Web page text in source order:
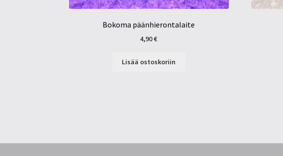
Bokoma päänhierontalaite
4,90€
Lisää ostoskoriin